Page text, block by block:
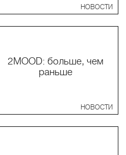
НОВОСТИ
2MOOD: больше, чем
раньше
НОВОСТИ